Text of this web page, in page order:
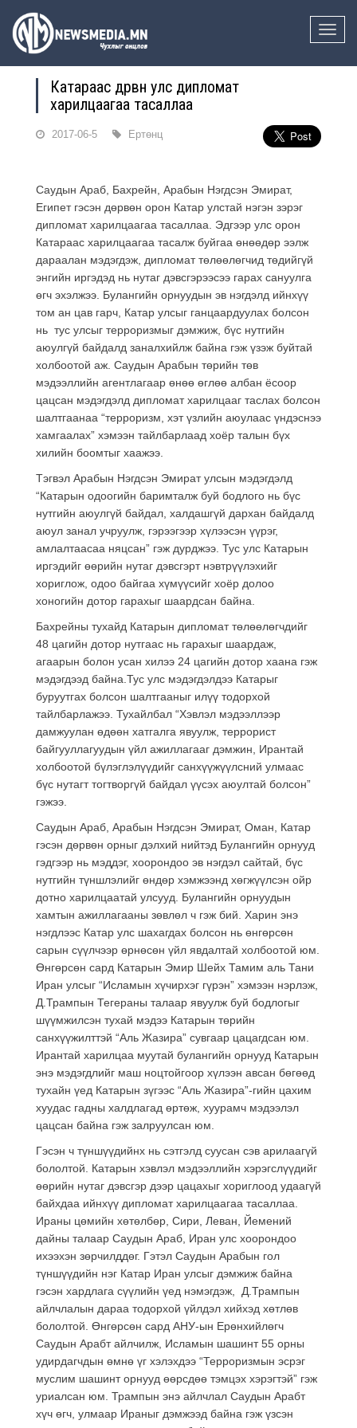
Toggle
Катараас дөрвөн улс дипломат
харилцаагаа тасаллаа
2017-06-5 Ертөнц
Саудын Араб, Бахрейн, Арабын Нэгдсэн Эмират,
Египет гэсэн дөрвөн орон Катар улстай нэгэн зэрэг
дипломат харилцаагаа тасаллаа. Эдгээр улс орон
Катараас харилцаагаа тасалж буйгаа өнөөдөр ээлж
дараалан мэдэгдэж, дипломат төлөөлөгчид төдийгүй
энгийн иргэдэд нь нутаг дэвсгэрээсээ гарах сануулга
өгч эхэлжээ. Булангийн орнуудын эв нэгдэлд ийнхүү
том ан цав гарч, Катар улсыг ганцаардуулах болсон
нь тус улсыг терроризмыг дэмжиж, бүс нутгийн
аюулгүй байдалд заналхийлж байна гэж үзэж буйтай
холбоотой аж. Саудын Арабын төрийн төв
мэдээллийн агентлагаар өнөө өглөө албан ёсоор
цацсан мэдэгдэлд дипломат харилцааг таслах болсон
шалтгаанаа “терроризм, хэт үзлийн аюулаас үндэснээ
хамгаалах” хэмээн тайлбарлаад хоёр талын бүх
хилийн боомтыг хаажээ.
Тэгвэл Арабын Нэгдсэн Эмират улсын мэдэгдэлд
“Катарын одоогийн баримталж буй бодлого нь бүс
нутгийн аюулгүй байдал, халдашгүй дархан байдалд
аюул занал учруулж, гэрээгээр хүлээсэн үүрэг,
амлалтаасаа няцсан” гэж дурджээ. Тус улс Катарын
иргэдийг өөрийн нутаг дэвсгэрт нэвтрүүлэхийг
хориглож, одоо байгаа хүмүүсийг хоёр долоо
хоногийн дотор гарахыг шаардсан байна.
Бахрейны тухайд Катарын дипломат төлөөлөгчдийг
48 цагийн дотор нутгаас нь гарахыг шаардаж,
агаарын болон усан хилээ 24 цагийн дотор хаана гэж
мэдэгдээд байна.Тус улс мэдэгдэлдээ Катарыг
буруутгах болсон шалтгааныг илүү тодорхой
тайлбарлажээ. Тухайлбал “Хэвлэл мэдээллээр
дамжуулан өдөөн хатгалга явуулж, террорист
байгууллагуудын үйл ажиллагааг дэмжин, Ирантай
холбоотой бүлэглэлүүдийг санхүүжүүлсний улмаас
бүс нутагт тогтворгүй байдал үүсэх аюултай болсон”
гэжээ.
Саудын Араб, Арабын Нэгдсэн Эмират, Оман, Катар
гэсэн дөрвөн орныг дэлхий нийтэд Булангийн орнууд
гэдгээр нь мэддэг, хоорондоо эв нэгдэл сайтай, бүс
нутгийн түншлэлийг өндөр хэмжээнд хөгжүүлсэн ойр
дотно харилцаатай улсууд. Булангийн орнуудын
хамтын ажиллагааны зөвлөл ч гэж бий. Харин энэ
нэгдлээс Катар улс шахагдах болсон нь өнгөрсөн
сарын сүүлчээр өрнөсөн үйл явдалтай холбоотой юм.
Өнгөрсөн сард Катарын Эмир Шейх Тамим аль Тани
Иран улсыг “Исламын хүчирхэг гүрэн” хэмээн нэрлэж,
Д.Трампын Тегераны талаар явуулж буй бодлогыг
шүүмжилсэн тухай мэдээ Катарын төрийн
санхүүжилттэй “Аль Жазира” сувгаар цацагдсан юм.
Ирантай харилцаа муутай булангийн орнууд Катарын
энэ мэдэгдлийг маш ноцтойгоор хүлээн авсан бөгөөд
тухайн үед Катарын зүгээс “Аль Жазира”-гийн цахим
хуудас гадны халдлагад өртөж, хуурамч мэдээлэл
цацсан байна гэж залруулсан юм.
Гэсэн ч түншүүдийнх нь сэтгэлд суусан сэв арилаагүй
бололтой. Катарын хэвлэл мэдээллийн хэрэгслүүдийг
өөрийн нутаг дэвсгэр дээр цацахыг хориглоод удаагүй
байхдаа ийнхүү дипломат харилцаагаа тасаллаа.
Ираны цөмийн хөтөлбөр, Сири, Леван, Йемений
дайны талаар Саудын Араб, Иран улс хоорондоо
ихээхэн зөрчилддөг. Гэтэл Саудын Арабын гол
түншүүдийн нэг Катар Иран улсыг дэмжиж байна
гэсэн хардлага сүүлийн үед нэмэгдэж, Д.Трампын
айлчлалын дараа тодорхой үйлдэл хийхэд хөтлөв
бололтой. Өнгөрсөн сард АНУ-ын Ерөнхийлөгч
Саудын Арабт айлчилж, Исламын шашинт 55 орны
удирдагчдын өмнө үг хэлэхдээ “Терроризмын эсрэг
муслим шашинт орнууд өөрсдөө тэмцэх хэрэгтэй” гэж
уриалсан юм. Трампын энэ айлчлал Саудын Арабт
хүч өгч, улмаар Ираныг дэмжээд байна гэж үзсэн